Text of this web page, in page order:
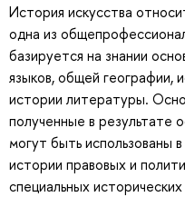
История искусства
одна из
базируется на знании
языков, общей географии,
истории литературы.
полученные в результате
могут быть использованы
истории правовых и
специальных